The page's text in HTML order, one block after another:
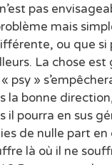
pas
mais
ou que si
La chose est
psy »
la bonne
il pourra en sus
de nulle part
là où il ne